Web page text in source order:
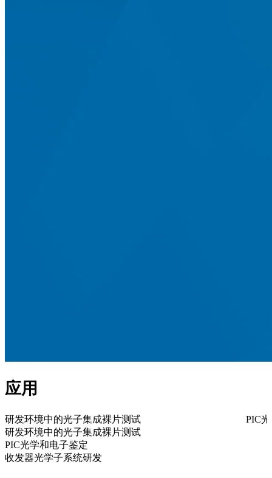
应用
研发环境中的光子集成裸片测试
PIC
研发环境中的光子集成裸片测试
PIC光学和电子鉴定
收发器光学子系统研发